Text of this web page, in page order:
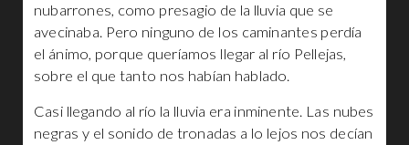
nubarrones, como presagio de la lluvia que se
avecinaba. Pero ninguno de los caminantes perdía
el ánimo, porque queríamos llegar al río Pellejas,
sobre el que tanto nos habían hablado.
Casi llegando al río la lluvia era inminente. Las nubes
negras y el sonido de tronadas a lo lejos nos decían